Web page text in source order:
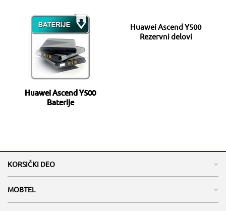
Huawei Ascend Y500
Baterije
Huawei Ascend Y500
Rezervni delovi
KORSIČKI DEO
MOBTEL